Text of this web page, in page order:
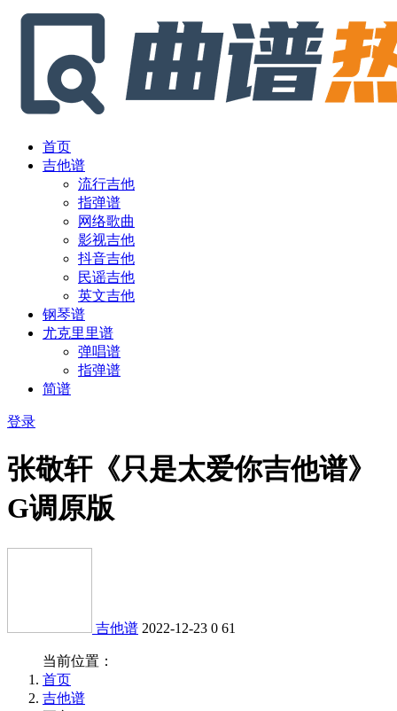
首页
吉他谱
流行吉他
指弹谱
网络歌曲
影视吉他
抖音吉他
民谣吉他
英文吉他
钢琴谱
尤克里里谱
弹唱谱
指弹谱
简谱
登录
张敬轩《只是太爱你吉他谱》
G调原版
吉他谱 2022-12-23 0 61
当前位置：
首页
吉他谱